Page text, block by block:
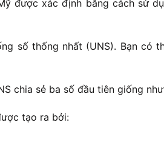
được xác định bằng cách sử
số thống nhất (UNS). Bạn có
chia sẻ ba số đầu tiên giống
tạo ra bởi: